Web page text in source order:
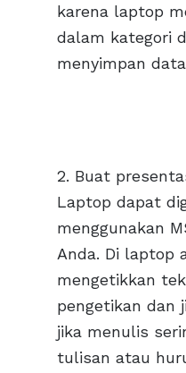
karena laptop
dalam kategori
menyimpan
2. Buat
Laptop dapat
menggunakan
Anda. Di laptop
mengetikkan
pengetikan dan
jika menulis
tulisan atau